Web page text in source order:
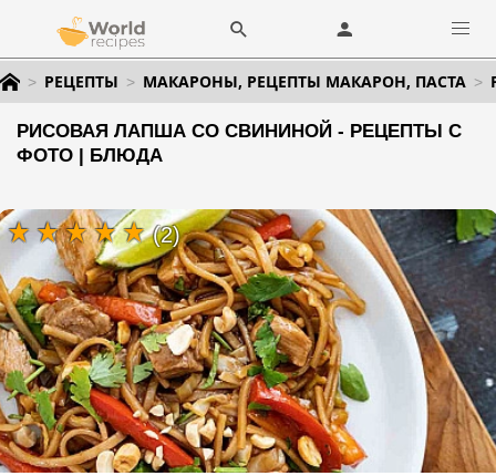
РЕЦЕПТЫ МАКАРОНЫ, РЕЦЕПТЫ МАКАРОН, ПАСТА
РИСОВАЯ ЛАПША СО СВИНИНОЙ - РЕЦЕПТЫ С
ФОТО | БЛЮДА
(2)